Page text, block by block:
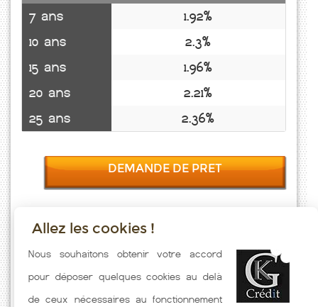
7 ans
1.92%
10 ans
2.3%
15 ans
1.96%
20 ans
2.21%
25 ans
2.36%
DEMANDE DE PRET
Taux emprunt actualisés (La Roche De Glun) toutes les semaines. Taux
Immobilier pratiqués par nos partenaires bancaires. Meilleur Taux
hors assurance. Taux crédit immobilier indicatif fonction des
caractéristiques de l'emprunteur.
Allez les cookies !
Nous souhaitons obtenir votre accord
pour déposer quelques cookies au delà
de ceux nécessaires au fonctionnement